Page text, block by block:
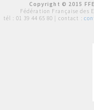
Copyright © 2015
Fédération Française des
tél : 01 39 44 65 80 | contact :